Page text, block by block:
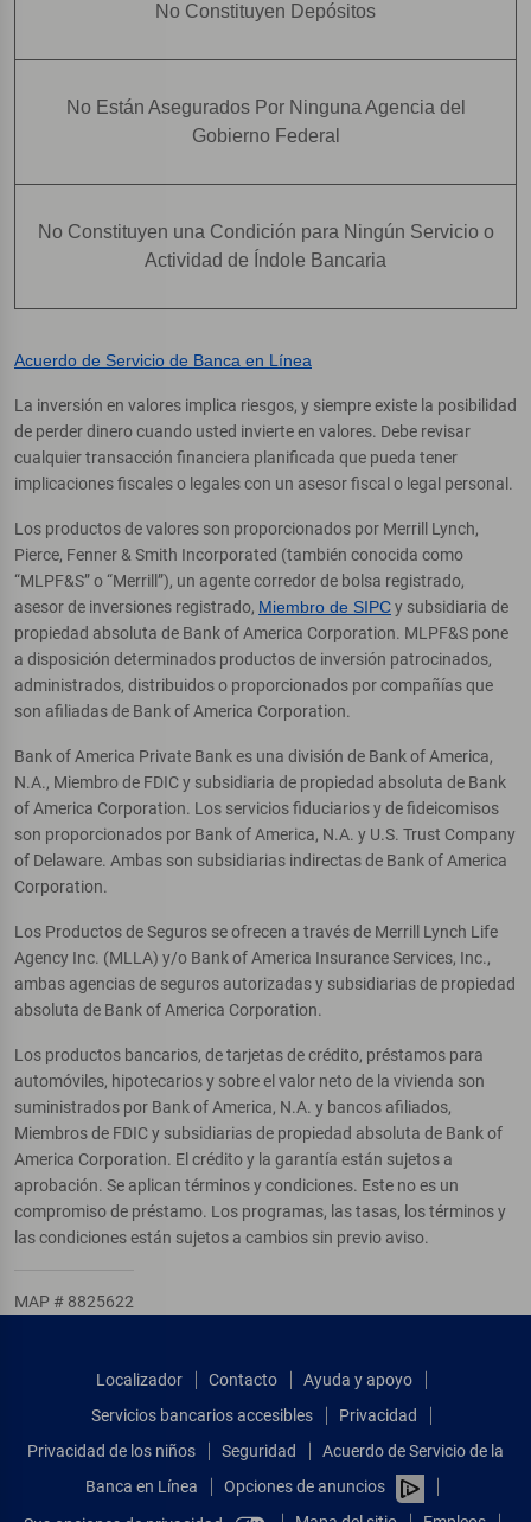
No Constituyen Depósitos
No Están Asegurados Por Ninguna Agencia del
Gobierno Federal
No Constituyen una Condición para Ningún Servicio o
Actividad de Índole Bancaria
Acuerdo de Servicio de Banca en Línea
La inversión en valores implica riesgos, y siempre existe la posibilidad
de perder dinero cuando usted invierte en valores. Debe revisar
cualquier transacción financiera planificada que pueda tener
implicaciones fiscales o legales con un asesor fiscal o legal personal.
Los productos de valores son proporcionados por Merrill Lynch,
Pierce, Fenner & Smith Incorporated (también conocida como
“MLPF&S” o “Merrill”), un agente corredor de bolsa registrado,
asesor de inversiones registrado, Miembro de SIPCy subsidiaria de
propiedad absoluta de Bank of America Corporation. MLPF&S pone
a disposición determinados productos de inversión patrocinados,
administrados, distribuidos o proporcionados por compañías que
son afiliadas de Bank of America Corporation.
Bank of America Private Bank es una división de Bank of America,
N.A., Miembro de FDIC y subsidiaria de propiedad absoluta de Bank
of America Corporation. Los servicios fiduciarios y de fideicomisos
son proporcionados por Bank of America, N.A. y U.S. Trust Company
of Delaware. Ambas son subsidiarias indirectas de Bank of America
Corporation.
Los Productos de Seguros se ofrecen a través de Merrill Lynch Life
Agency Inc. (MLLA) y/o Bank of America Insurance Services, Inc.,
ambas agencias de seguros autorizadas y subsidiarias de propiedad
absoluta de Bank of America Corporation.
Los productos bancarios, de tarjetas de crédito, préstamos para
automóviles, hipotecarios y sobre el valor neto de la vivienda son
suministrados por Bank of America, N.A. y bancos afiliados,
Miembros de FDIC y subsidiarias de propiedad absoluta de Bank of
America Corporation. El crédito y la garantía están sujetos a
aprobación. Se aplican términos y condiciones. Este no es un
compromiso de préstamo. Los programas, las tasas, los términos y
las condiciones están sujetos a cambios sin previo aviso.
MAP # 8825622
Localizador Contacto
Ayuda y apoyo
Servicios bancarios accesibles
Privacidad
Privacidad de los niños
Seguridad
Acuerdo de Servicio de la
Banca en Línea
Opciones de anuncios